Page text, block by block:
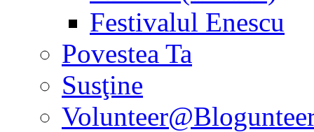
Festivalul Enescu
Povestea Ta
Susţine